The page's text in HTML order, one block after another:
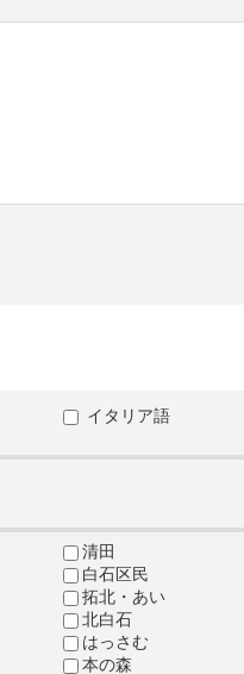
イタリア語
清田
白石区民
拓北・あい
北白石
はっさむ
本の森